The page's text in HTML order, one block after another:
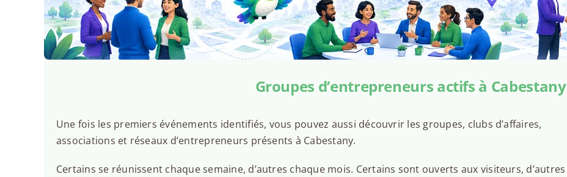
Groupes d’entrepreneurs actifs à Cabestany
Une fois les premiers événements identifiés, vous pouvez aussi découvrir les groupes, clubs d’affaires,
associations et réseaux d’entrepreneurs présents à Cabestany.
Certains se réunissent chaque semaine, d’autres chaque mois. Certains sont ouverts aux visiteurs, d’autres